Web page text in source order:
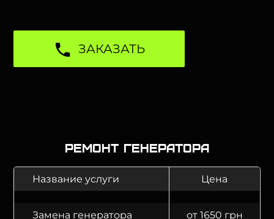
ЗАКАЗАТЬ
Ремонт генератора
Название услуги Цена
Замена генератора от 1650 грн